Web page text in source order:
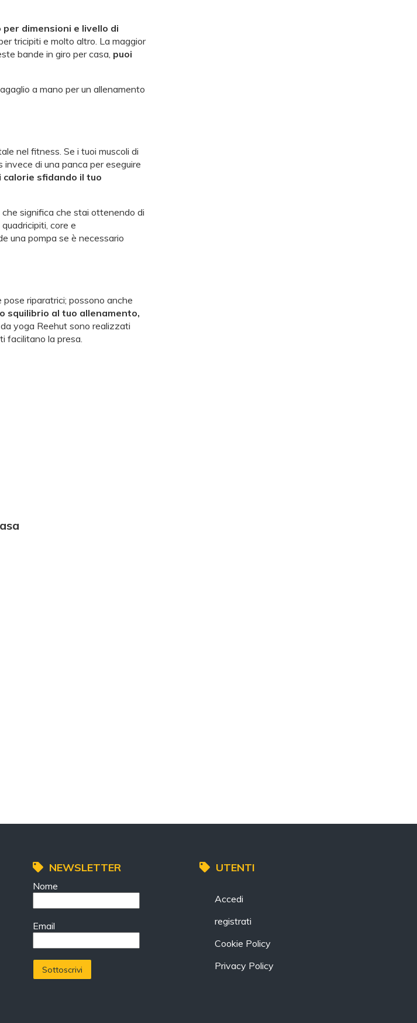
per dimensioni e livello di
tricipiti e molto altro. La maggior
bande in giro per casa, puoi
a mano per un allenamento
nel fitness. Se i tuoi muscoli di
di una panca per eseguire
calorie sfidando il tuo
che significa che stai ottenendo di
core e
una pompa se è necessario
riparatrici; possono anche
squilibrio al tuo allenamento,
yoga Reehut sono realizzati
facilitano la presa.
NEWSLETTER
Nome
Email
UTENTI
Accedi
registrati
Cookie Policy
Privacy Policy